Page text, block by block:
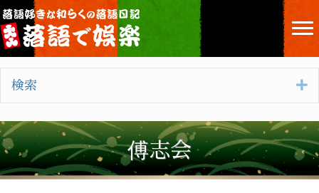
検索
傅志会